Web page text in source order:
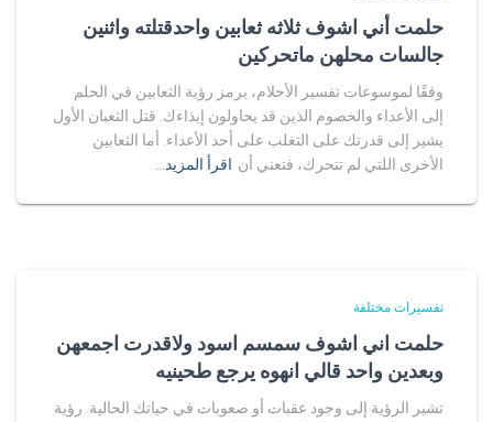
حلمت أني اشوف ثلاثه ثعابين واحدقتلته واثنين
جالسات محلهن ماتحركين
وفقًا لموسوعات تفسير الأحلام، يرمز رؤية الثعابين في الحلم
إلى الأعداء والخصوم الذين قد يحاولون إيذاءك. قتل الثعبان الأول
يشير إلى قدرتك على التغلب على أحد الأعداء. أما الثعابين
الأخرى اللتي لم تتحرك، فتعني أن اقرأ المزيد…
تفسيرات مختلفة
حلمت اني اشوف سمسم اسود ولاقدرت اجمعهن
وبعدين واحد قالي انهوه يرجع طحينيه
تشير الرؤية إلى وجود عقبات أو صعوبات في حياتك الحالية. رؤية